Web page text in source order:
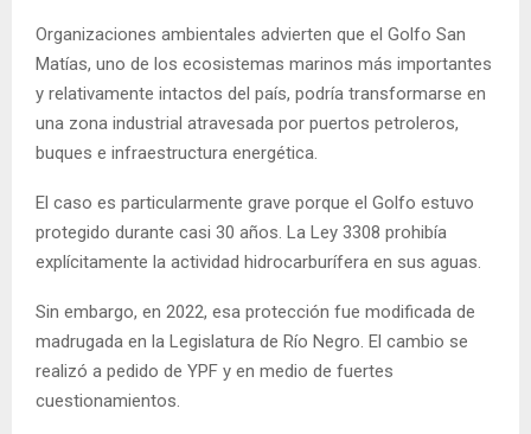
Organizaciones ambientales advierten que el Golfo San
Matías, uno de los ecosistemas marinos más importantes
y relativamente intactos del país, podría transformarse en
una zona industrial atravesada por puertos petroleros,
buques e infraestructura energética.
El caso es particularmente grave porque el Golfo estuvo
protegido durante casi 30 años. La Ley 3308 prohibía
explícitamente la actividad hidrocarburífera en sus aguas.
Sin embargo, en 2022, esa protección fue modificada de
madrugada en la Legislatura de Río Negro. El cambio se
realizó a pedido de YPF y en medio de fuertes
cuestionamientos.